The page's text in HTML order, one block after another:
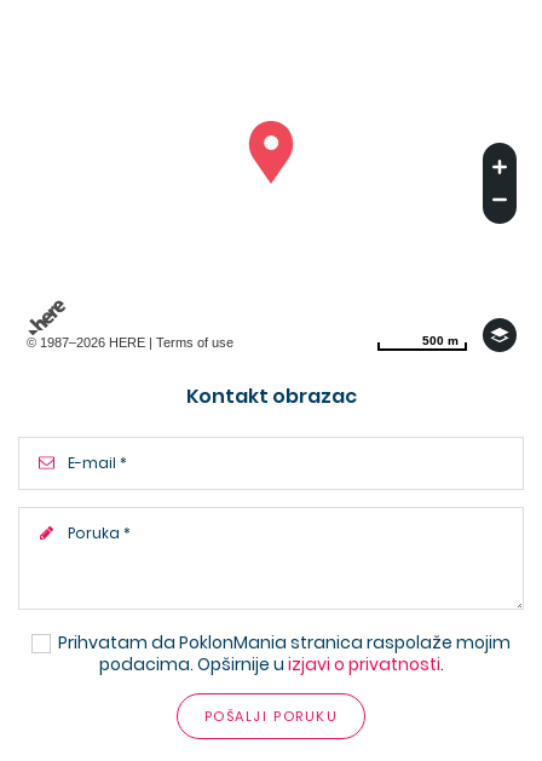
© 1987–2026 HERE | Terms of use 500 m
500 m
Kontakt obrazac
Prihvatam da PoklonMania stranica raspolaže mojim
podacima. Opširnije u izjavi o privatnosti.
POŠALJI PORUKU